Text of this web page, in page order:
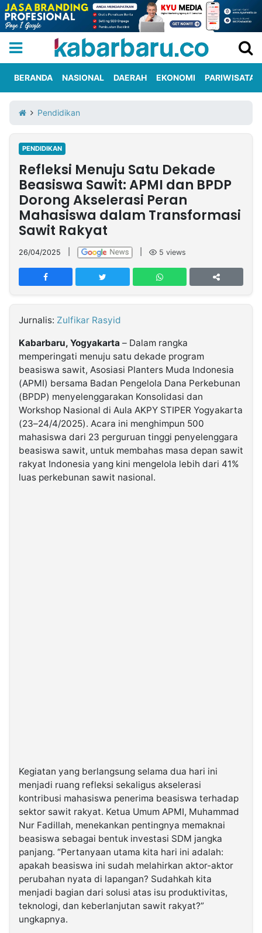
Iklan
Berita
Kami
Nasional
International
Olahraga
Entertainment
Daerah
Pariwisata
Kuliner
Kolom
Network
TREETAN
INDONESIA
Partner
Insight
NTB
Suara
Time
Lens
IDN
Daily
Jogja
Jalan
Rakyat
Idealita
News
Kita
Notice
Dinamikapost.com
Radar
Baru
Seedbacklink
Follow
Kabarbaru
BERANDA NASIONAL DAERAH EKONOMI PARIWISATA
Pendidikan
PENDIDIKAN
Refleksi Menuju Satu Dekade
Beasiswa Sawit: APMI dan BPDP
Dorong Akselerasi Peran
Mahasiswa dalam Transformasi
Sawit Rakyat
26/04/2025 5 views
Jurnalis: Zulfikar Rasyid
Kabarbaru, Yogyakarta – Dalam rangka
memperingati menuju satu dekade program
beasiswa sawit, Asosiasi Planters Muda Indonesia
(APMI) bersama Badan Pengelola Dana Perkebunan
(BPDP) menyelenggarakan Konsolidasi dan
Workshop Nasional di Aula AKPY STIPER Yogyakarta
(23–24/4/2025). Acara ini menghimpun 500
mahasiswa dari 23 perguruan tinggi penyelenggara
beasiswa sawit, untuk membahas masa depan sawit
rakyat Indonesia yang kini mengelola lebih dari 41%
luas perkebunan sawit nasional.
Kegiatan yang berlangsung selama dua hari ini
menjadi ruang refleksi sekaligus akselerasi
kontribusi mahasiswa penerima beasiswa terhadap
sektor sawit rakyat. Ketua Umum APMI, Muhammad
Nur Fadillah, menekankan pentingnya memaknai
beasiswa sebagai bentuk investasi SDM jangka
panjang. “Pertanyaan utama kita hari ini adalah:
apakah beasiswa ini sudah melahirkan aktor-aktor
perubahan nyata di lapangan? Sudahkah kita
menjadi bagian dari solusi atas isu produktivitas,
teknologi, dan keberlanjutan sawit rakyat?”
ungkapnya.